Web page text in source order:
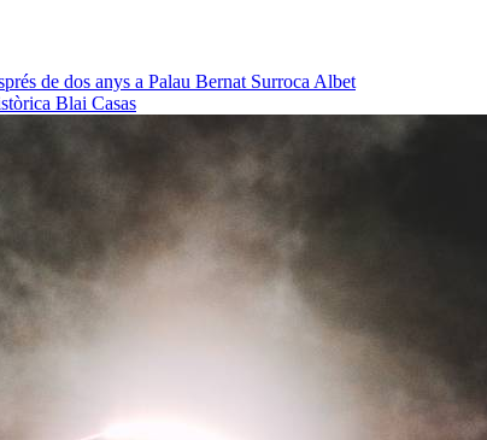
de dos anys a Palau Bernat Surroca Albet
Blai Casas